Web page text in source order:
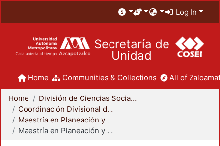
Log In
Secretaría de
Unidad
Home Communities & Collections All of
Home
División de Ciencias Sociales y Humanidades
Coordinación Divisional de Posgrado
Maestría en Planeación y Políticas Metropolitanas
Maestría en Planeación y Políticas Metropolitanas